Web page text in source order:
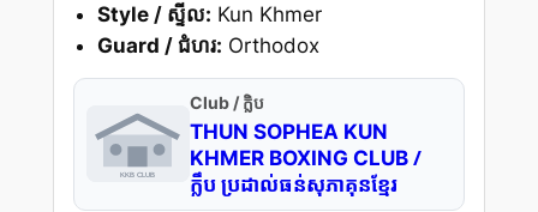
Style / ស្ទីល: Kun Khmer
Guard / ជំហរ: Orthodox
Club / ក្លិប
THUN SOPHEA KUN
KHMER BOXING CLUB /
ក្លឹប ប្រដាល់ធន់សុភាគុនខ្មែរ